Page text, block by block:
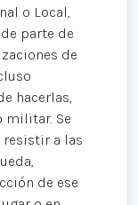
o Local,
parte de
de
hacerlas,
militar. Se
resistir a las
de ese